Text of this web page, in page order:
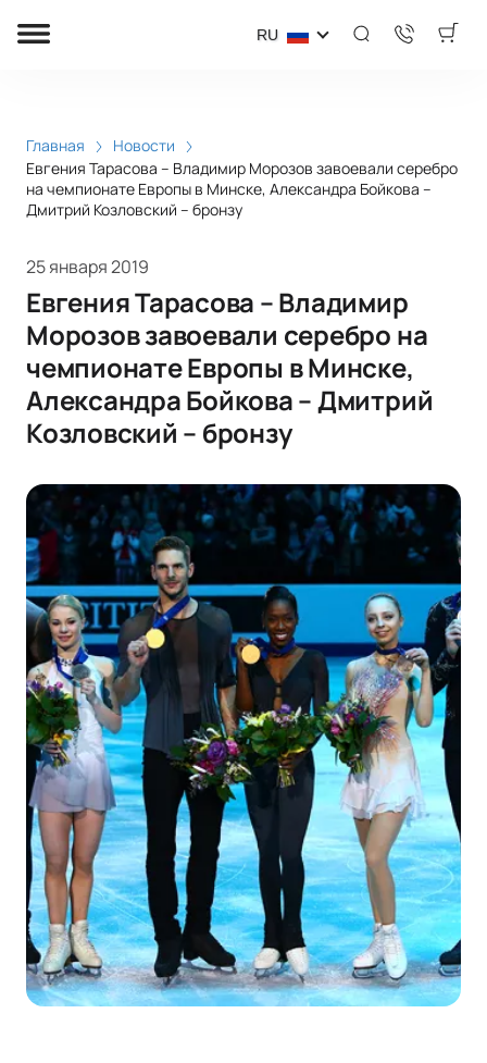
RU
Главная
Новости
Евгения Тарасова – Владимир Морозов завоевали серебро
на чемпионате Европы в Минске, Александра Бойкова –
Дмитрий Козловский – бронзу
25 января 2019
Евгения Тарасова – Владимир
Морозов завоевали серебро на
чемпионате Европы в Минске,
Александра Бойкова – Дмитрий
Козловский – бронзу